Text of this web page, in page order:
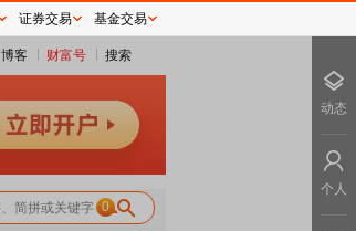
博客 财富号 搜索
0
证券交易 基金交易
动态
个人